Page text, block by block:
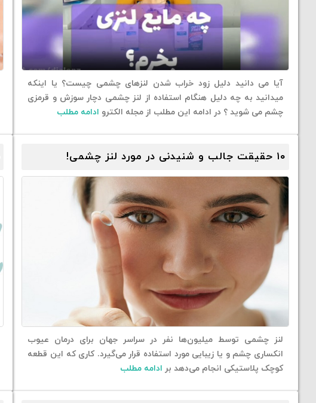
آیا می دانید دلیل زود خراب شدن لنزهای چشمی چیست؟ یا اینکه
میدانید به چه دلیل هنگام استفاده از لنز چشمی دچار سوزش و قرمزی
چشم می شوید ؟ در ادامه این مطلب از مجله الکترو ادامه مطلب
۱۰ حقیقت جالب و شنیدنی در مورد لنز چشمی!
لنز چشمی توسط میلیون‌ها نفر در سراسر جهان برای درمان عیوب
انکساری چشم و یا زیبایی مورد استفاده قرار می‌گیرد. کاری که این قطعه
کوچک پلاستیکی انجام می‌دهد بر ادامه مطلب